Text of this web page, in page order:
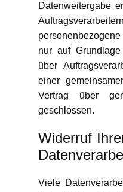
Datenweitergabe
nur auf
über
einer
Vertrag über
geschlossen.
Widerruf
Viele